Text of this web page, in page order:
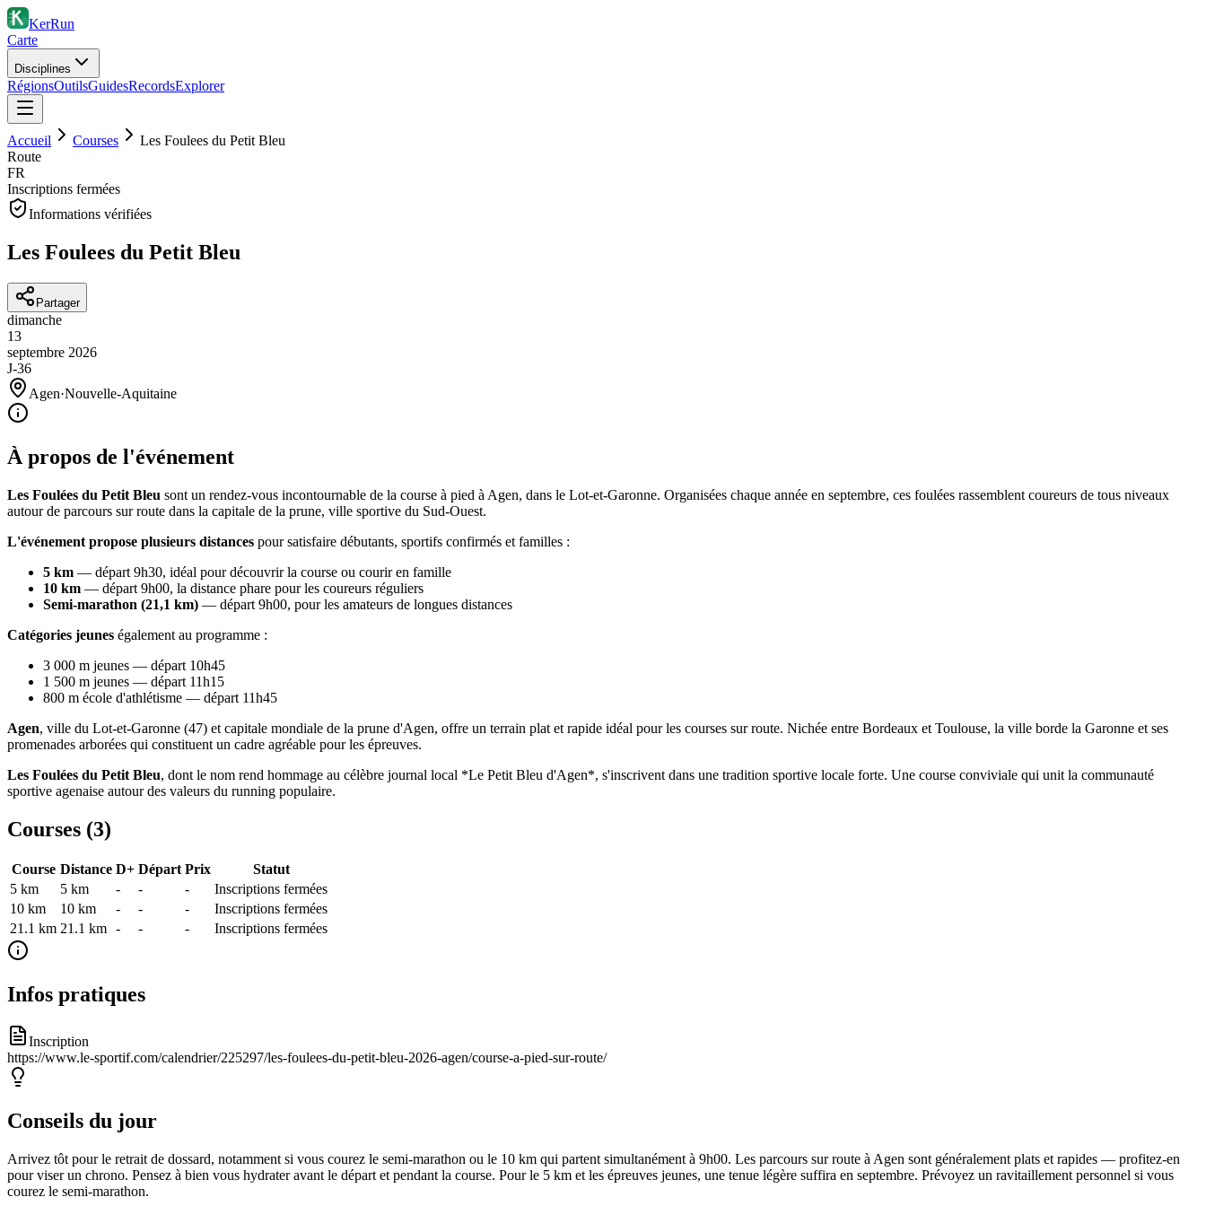
KerRun
Carte
Disciplines
RégionsOutilsGuidesRecordsExplorer
Accueil Courses
Les Foulees du Petit Bleu
Route
FR
Inscriptions fermées
Informations vérifiées
Les Foulees du Petit Bleu
Partager
dimanche
13
septembre 2026
J-36
Agen·Nouvelle-Aquitaine
À propos de l'événement
Les Foulées du Petit Bleu sont un rendez-vous incontournable de la course à pied à Agen, dans le Lot-et-Garonne. Organisées chaque année en septembre, ces foulées rassemblent coureurs de tous niveaux
autour de parcours sur route dans la capitale de la prune, ville sportive du Sud-Ouest.
L'événement propose plusieurs distances pour satisfaire débutants, sportifs confirmés et familles :
5 km — départ 9h30, idéal pour découvrir la course ou courir en famille
10 km — départ 9h00, la distance phare pour les coureurs réguliers
Semi-marathon (21,1 km) — départ 9h00, pour les amateurs de longues distances
Catégories jeunes également au programme :
3 000 m jeunes — départ 10h45
1 500 m jeunes — départ 11h15
800 m école d'athlétisme — départ 11h45
Agen, ville du Lot-et-Garonne (47) et capitale mondiale de la prune d'Agen, offre un terrain plat et rapide idéal pour les courses sur route. Nichée entre Bordeaux et Toulouse, la ville borde la Garonne et ses
promenades arborées qui constituent un cadre agréable pour les épreuves.
Les Foulées du Petit Bleu, dont le nom rend hommage au célèbre journal local *Le Petit Bleu d'Agen*, s'inscrivent dans une tradition sportive locale forte. Une course conviviale qui unit la communauté
sportive agenaise autour des valeurs du running populaire.
Courses (3)
Course Distance D+ Départ Prix
Statut
5 km
5 km - - -
Inscriptions fermées
10 km
10 km - - -
Inscriptions fermées
21.1 km 21.1 km - - - Inscriptions fermées
Infos pratiques
Inscription
https://www.le-sportif.com/calendrier/225297/les-foulees-du-petit-bleu-2026-agen/course-a-pied-sur-route/
Conseils du jour
Arrivez tôt pour le retrait de dossard, notamment si vous courez le semi-marathon ou le 10 km qui partent simultanément à 9h00. Les parcours sur route à Agen sont généralement plats et rapides — profitez-en
pour viser un chrono. Pensez à bien vous hydrater avant le départ et pendant la course. Pour le 5 km et les épreuves jeunes, une tenue légère suffira en septembre. Prévoyez un ravitaillement personnel si vous
courez le semi-marathon.